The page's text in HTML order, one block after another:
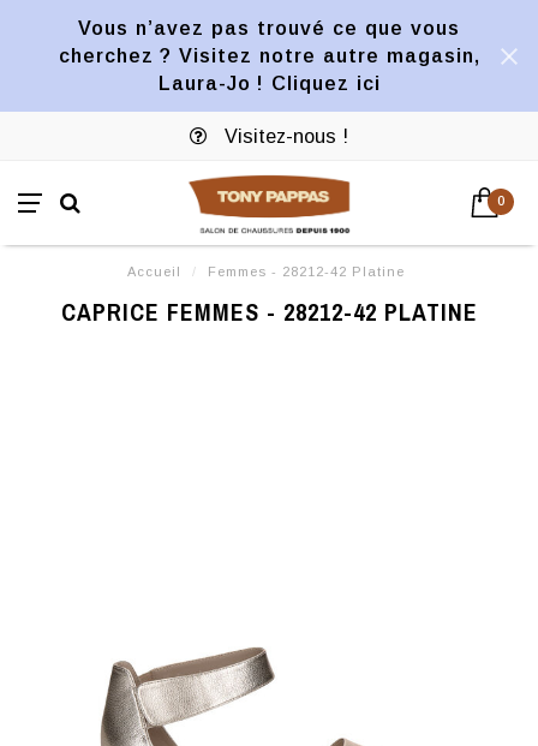
Vous n’avez pas trouvé ce que vous
cherchez ? Visitez notre autre magasin,
Laura-Jo ! Cliquez ici
Visitez-nous !
0
Accueil / Femmes - 28212-42 Platine
CAPRICE FEMMES - 28212-42 PLATINE